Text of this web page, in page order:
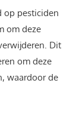
op pesticiden
om deze
Dit
om deze
waardoor de